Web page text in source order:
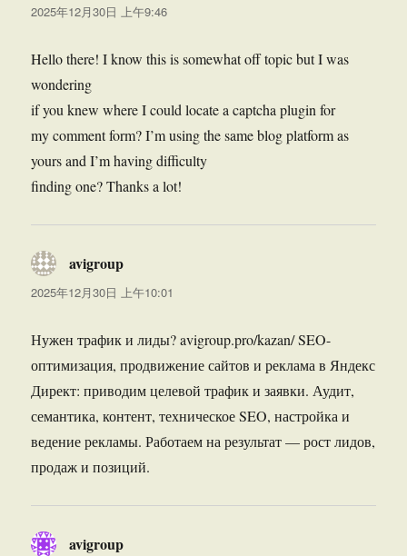
2025年12月30日 上午9:46
Hello there! I know this is somewhat off topic but I was
wondering
if you knew where I could locate a captcha plugin for
my comment form? I’m using the same blog platform as
yours and I’m having difficulty
finding one? Thanks a lot!
avigroup
道：
2025年12月30日 上午10:01
Нужен трафик и лиды? avigroup.pro/kazan/ SEO-
оптимизация, продвижение сайтов и реклама в Яндекс
Директ: приводим целевой трафик и заявки. Аудит,
семантика, контент, техническое SEO, настройка и
ведение рекламы. Работаем на результат — рост лидов,
продаж и позиций.
avigroup